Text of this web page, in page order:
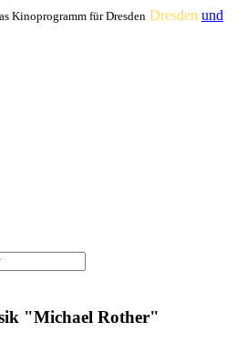
Kinoprogramm für Dresden Dresden und
"Michael Rother"